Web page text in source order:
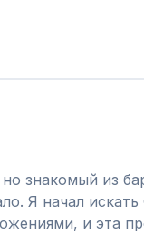
знакомый из
Я начал искать
и эта